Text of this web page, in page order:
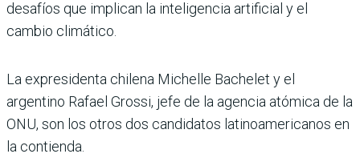
desafíos que implican la inteligencia artificial y el
cambio climático.
La expresidenta chilena Michelle Bachelet y el
argentino Rafael Grossi, jefe de la agencia atómica de la
ONU, son los otros dos candidatos latinoamericanos en
la contienda.